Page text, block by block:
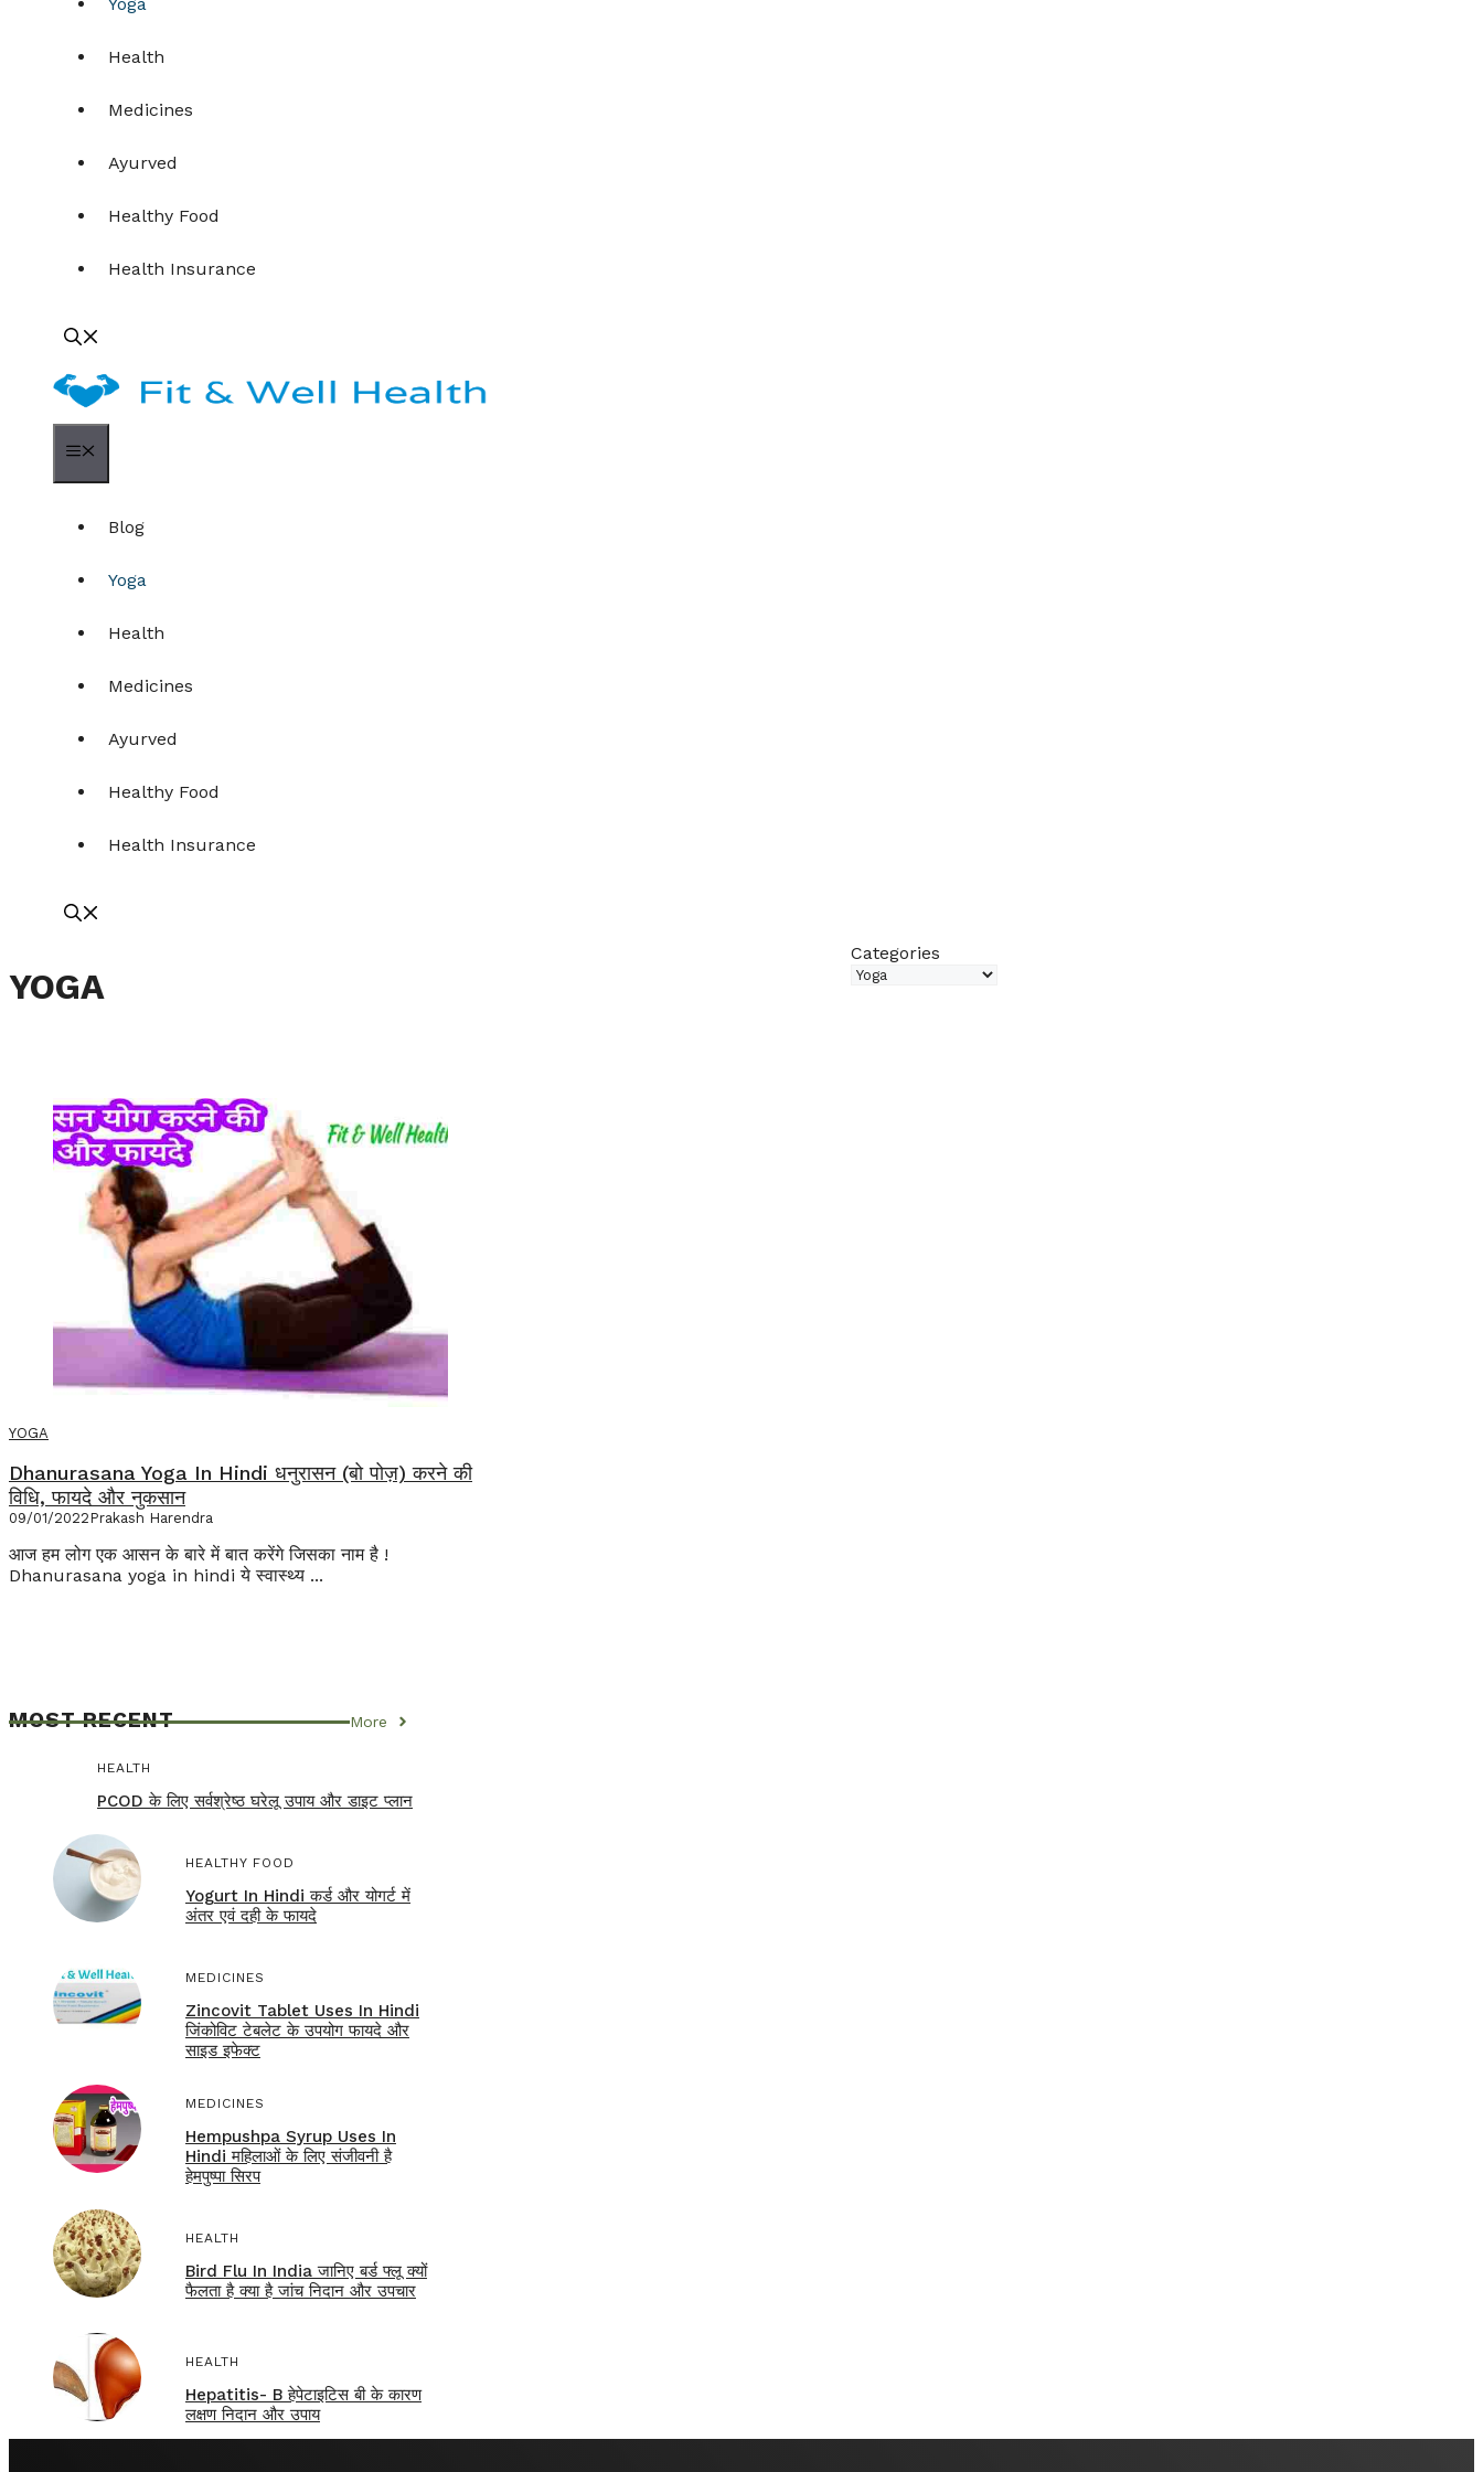
Health
Medicines
Ayurved
Healthy Food
Health Insurance
Blog
Yoga
Health
Medicines
Ayurved
Healthy Food
Health Insurance
YOGA
Categories
YOGA
Dhanurasana Yoga In Hindi धनुरासन (बो पोज़) करने की
विधि, फायदे और नुकसान
09/01/2022Prakash Harendra
आज हम लोग एक आसन के बारे में बात करेंगे जिसका नाम है !
Dhanurasana yoga in hindi ये स्वास्थ्य ...
MOST RECENT More
HEALTH
PCOD के लिए सर्वश्रेष्ठ घरेलू उपाय और डाइट प्लान
HEALTHY FOOD
Yogurt In Hindi कर्ड और योगर्ट में
अंतर एवं दही के फायदे
MEDICINES
Zincovit Tablet Uses In Hindi
जिंकोविट टेबलेट के उपयोग फायदे और
साइड इफेक्ट
MEDICINES
Hempushpa Syrup Uses In
Hindi महिलाओं के लिए संजीवनी है
हेमपुष्पा सिरप
HEALTH
Bird Flu In India जानिए बर्ड फ्लू क्यों
फैलता है क्या है जांच निदान और उपचार
HEALTH
Hepatitis- B हेपेटाइटिस बी के कारण
लक्षण निदान और उपाय